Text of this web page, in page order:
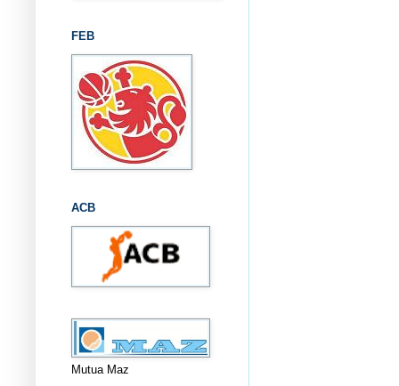
FEB
ACB
Mutua Maz